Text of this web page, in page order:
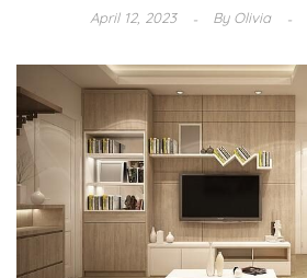
April 12, 2023 ByOlivia